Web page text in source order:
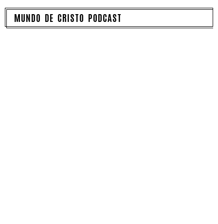
MUNDO DE CRISTO PODCAST